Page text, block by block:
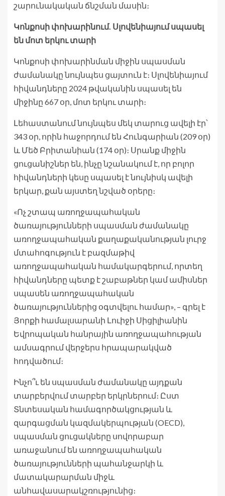
շարունակական ճնշման մասին։
Կոնքոսի փոխարինում. Սլովենիայում սպասել
են մոտ երկու տարի
Կոնքոսի փոխարինման միջին սպասման
ժամանակը նույնպես ցայտուն է։ Սլովենիայում
հիվանդները 2024 թվականին սպասել են
միջինը 667 օր, մոտ երկու տարի։
Լեհաստանում նույնպես մեկ տարուց ավելի էր՝
343 օր, որին հաջորդում են Հունգարիան (209 օր)
և Մեծ Բրիտանիան (174 օր)։ Սրանք միջին
ցուցանիշներ են, ինչը նշանակում է, որ բոլոր
հիվանդների կեսը սպասել է նույնիսկ ավելի
երկար, քան այստեղ նշված օրերը։
«Ոչ շտապ առողջապահական
ծառայությունների սպասման ժամանակը
առողջապահական քաղաքականության լուրջ
մտահոգություն է բազմաթիվ
առողջապահական համակարգերում, որտեղ
հիվանդները պետք է շաբաթներ կամ ամիսներ
սպասեն առողջապահական
ծառայություններից օգտվելու համար», – գրել է
Յորքի համալսարանի Լուիջի Սիցիլիանին
Եվրոպական հանրային առողջապահության
ամսագրում վերջերս հրապարակված
հոդվածում։
Ինչո՞ւ են սպասման ժամանակը այդքան
տարբերվում տարբեր երկրներում։ Ըստ
Տնտեսական համագործակցության և
զարգացման կազմակերպության (OECD),
սպասման ցուցակները սովորաբար
առաջանում են առողջապահական
ծառայությունների պահանջարկի և
մատակարարման միջև
անհավասարակշռությունից։